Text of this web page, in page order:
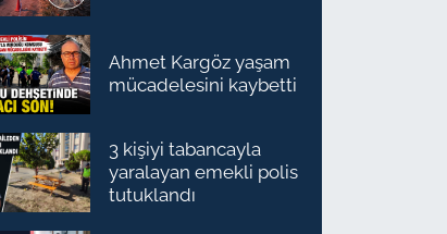
Ahmet Kargöz yaşam
mücadelesini kaybetti
3 kişiyi tabancayla
yaralayan emekli polis
tutuklandı